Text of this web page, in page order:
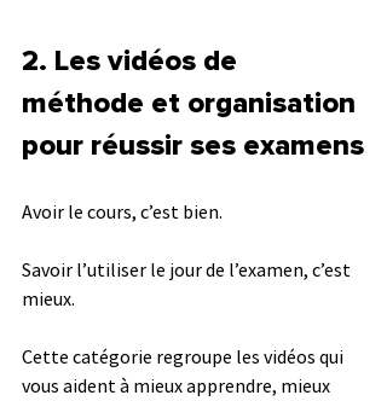
2. Les vidéos de
méthode et organisation
pour réussir ses examens
Avoir le cours, c’est bien.
Savoir l’utiliser le jour de l’examen, c’est
mieux.
Cette catégorie regroupe les vidéos qui
vous aident à mieux apprendre, mieux